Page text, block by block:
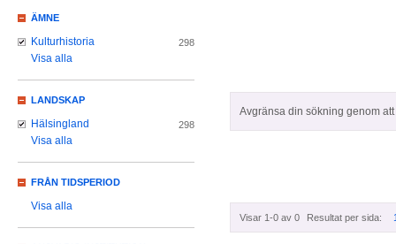
Avgränsa din sökning genom
Visar 1-0 av 0 Resultat per sida:
ÄMNE
Kulturhistoria 298
Visa alla
LANDSKAP
Hälsingland 298
Visa alla
FRÅN TIDSPERIOD
Visa alla